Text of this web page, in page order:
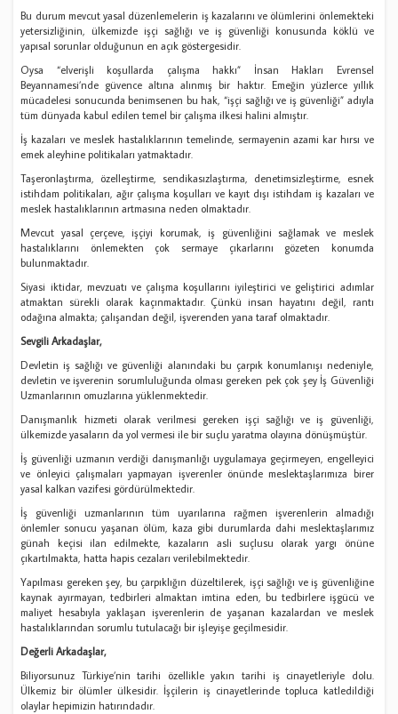
Bu durum mevcut yasal düzenlemelerin iş kazalarını ve ölümlerini önlemekteki
yetersizliğinin, ülkemizde işçi sağlığı ve iş güvenliği konusunda köklü ve
yapısal sorunlar olduğunun en açık göstergesidir.
Oysa “elverişli koşullarda çalışma hakkı” İnsan Hakları Evrensel
Beyannamesi’nde güvence altına alınmış bir haktır. Emeğin yüzlerce yıllık
mücadelesi sonucunda benimsenen bu hak, “işçi sağlığı ve iş güvenliği” adıyla
tüm dünyada kabul edilen temel bir çalışma ilkesi halini almıştır.
İş kazaları ve meslek hastalıklarının temelinde, sermayenin azami kar hırsı ve
emek aleyhine politikaları yatmaktadır.
Taşeronlaştırma, özelleştirme, sendikasızlaştırma, denetimsizleştirme, esnek
istihdam politikaları, ağır çalışma koşulları ve kayıt dışı istihdam iş kazaları ve
meslek hastalıklarının artmasına neden olmaktadır.
Mevcut yasal çerçeve, işçiyi korumak, iş güvenliğini sağlamak ve meslek
hastalıklarını önlemekten çok sermaye çıkarlarını gözeten konumda
bulunmaktadır.
Siyasi iktidar, mevzuatı ve çalışma koşullarını iyileştirici ve geliştirici adımlar
atmaktan sürekli olarak kaçınmaktadır. Çünkü insan hayatını değil, rantı
odağına almakta; çalışandan değil, işverenden yana taraf olmaktadır.
Sevgili Arkadaşlar,
Devletin iş sağlığı ve güvenliği alanındaki bu çarpık konumlanışı nedeniyle,
devletin ve işverenin sorumluluğunda olması gereken pek çok şey İş Güvenliği
Uzmanlarının omuzlarına yüklenmektedir.
Danışmanlık hizmeti olarak verilmesi gereken işçi sağlığı ve iş güvenliği,
ülkemizde yasaların da yol vermesi ile bir suçlu yaratma olayına dönüşmüştür.
İş güvenliği uzmanın verdiği danışmanlığı uygulamaya geçirmeyen, engelleyici
ve önleyici çalışmaları yapmayan işverenler önünde meslektaşlarımıza birer
yasal kalkan vazifesi gördürülmektedir.
İş güvenliği uzmanlarının tüm uyarılarına rağmen işverenlerin almadığı
önlemler sonucu yaşanan ölüm, kaza gibi durumlarda dahi meslektaşlarımız
günah keçisi ilan edilmekte, kazaların asli suçlusu olarak yargı önüne
çıkartılmakta, hatta hapis cezaları verilebilmektedir.
Yapılması gereken şey, bu çarpıklığın düzeltilerek, işçi sağlığı ve iş güvenliğine
kaynak ayırmayan, tedbirleri almaktan imtina eden, bu tedbirlere işgücü ve
maliyet hesabıyla yaklaşan işverenlerin de yaşanan kazalardan ve meslek
hastalıklarından sorumlu tutulacağı bir işleyişe geçilmesidir.
Değerli Arkadaşlar,
Biliyorsunuz Türkiye’nin tarihi özellikle yakın tarihi iş cinayetleriyle dolu.
Ülkemiz bir ölümler ülkesidir. İşçilerin iş cinayetlerinde topluca katledildiği
olaylar hepimizin hatırındadır.